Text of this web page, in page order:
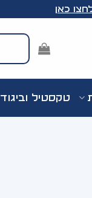
כאן
טקסטיל וביגוד